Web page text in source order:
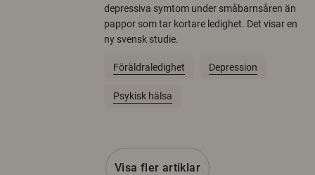
depressiva symtom under småbarnsåren än
pappor som tar kortare ledighet. Det visar en
ny svensk studie.
Föräldraledighet Depression
Psykisk hälsa
Visa fler artiklar